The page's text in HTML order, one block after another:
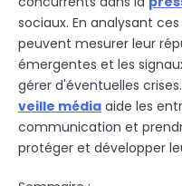
sociaux. En analysant
peuvent mesurer leur
émergentes et les
gérer d'éventuelles
veille média aide les
communication et
protéger et développer